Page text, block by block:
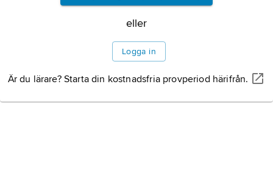
eller
Logga in
Är du lärare? Starta din kostnadsfria provperiod härifrån.